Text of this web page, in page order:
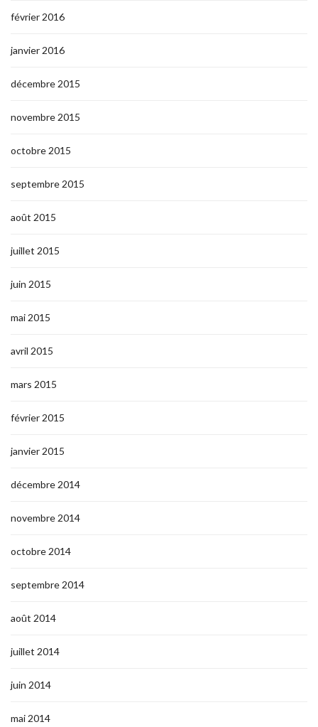
février 2016
janvier 2016
décembre 2015
novembre 2015
octobre 2015
septembre 2015
août 2015
juillet 2015
juin 2015
mai 2015
avril 2015
mars 2015
février 2015
janvier 2015
décembre 2014
novembre 2014
octobre 2014
septembre 2014
août 2014
juillet 2014
juin 2014
mai 2014